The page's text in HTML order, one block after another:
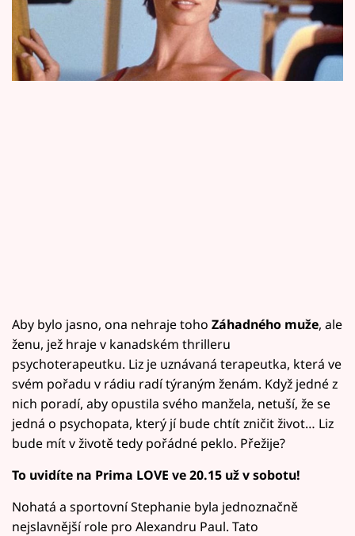
Sledujte prima+
Filmový festival Karlovy Vary
hřebík. Na Prima LOVE můžete vidět kanadský
thriller Záhadný muž, kde hraje hlavní roli.
Aby bylo jasno, ona nehraje toho Záhadného muže, ale
ženu, jež hraje v kanadském thrilleru
psychoterapeutku. Liz je uznávaná terapeutka, která ve
svém pořadu v rádiu radí týraným ženám. Když jedné z
nich poradí, aby opustila svého manžela, netuší, že se
jedná o psychopata, který jí bude chtít zničit život… Liz
bude mít v životě tedy pořádné peklo. Přežije?
To uvidíte na Prima LOVE ve 20.15 už v sobotu!
Nohatá a sportovní Stephanie byla jednoznačně
nejslavnější role pro Alexandru Paul. Tato